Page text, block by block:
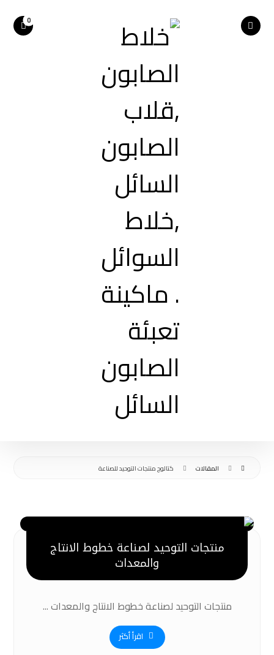
المقالات كتالوج منتجات التوحيد للصناعة
منتجات التوحيد لصناعة خطوط الانتاج
والمعدات
منتجات التوحيد لصناعة خطوط الانتاج والمعدات ...
اقرأ أكثر